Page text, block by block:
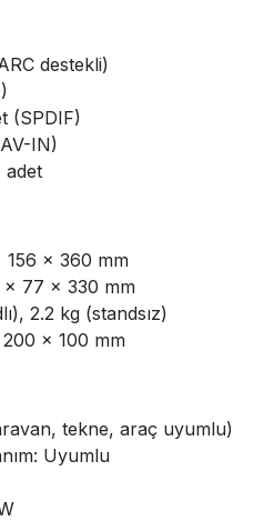
destekli)
(SPDIF)
IN)
adet
156 x 360 mm
x 77 x 330 mm
2.2 kg (standsız)
200 x 100 mm
tekne, araç uyumlu)
Uyumlu